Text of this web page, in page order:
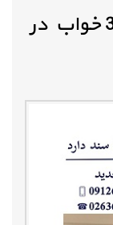
اپارتمان 150 متری 3 خواب در